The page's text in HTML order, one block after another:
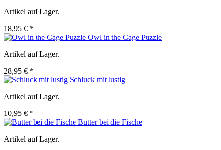
Artikel auf Lager.
18,95 € *
Owl in the Cage Puzzle
Artikel auf Lager.
28,95 € *
Schluck mit lustig
Artikel auf Lager.
10,95 € *
Butter bei die Fische
Artikel auf Lager.